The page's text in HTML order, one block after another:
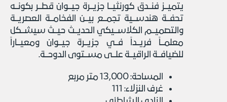
ﻳﺘﻤﻴــﺰ ﻓﻨــﺪق ﻛﻮرﻧﺜﻴــﺎ ﺟﺰﻳــﺮة ﺟﻴــﻮان ﻗﻄــﺮ ﺑﻜﻮﻧــﻪ
ﺗﺤﻔــﺔ ﻫﻨﺪﺳــﻴﺔ ﺗﺠﻤــﻊ ﺑﻴــﻦ اﻟﻔﺨﺎﻣــﺔ اﻟﻌﺼﺮﻳــﺔ
واﻟﺘﺼﻤﻴــﻢ اﻟﻜﻼﺳــﻴﻜﻲ اﻟﺤﺪﻳــﺚ ﺣﻴــﺚ ﺳﻴﺸــﻜﻞ
ﻣﻌﻠﻤــﺎً ﻓﺮﻳــﺪاً ﻓــﻲ ﺟﺰﻳــﺮة ﺟﻴــﻮان وﻣﻌﻴــﺎراً
ﻟﻠﻀﻴﺎﻓــﺔ اﻟﺮاﻗﻴــﺔ ﻋﻠــﻰ ﻣﺴــﺘﻮى اﻟﺪوﺣــﺔ.
اﻟﻤﺴﺎﺣﺔ: 13,000 متر مربع
غرف النزلاء: 111